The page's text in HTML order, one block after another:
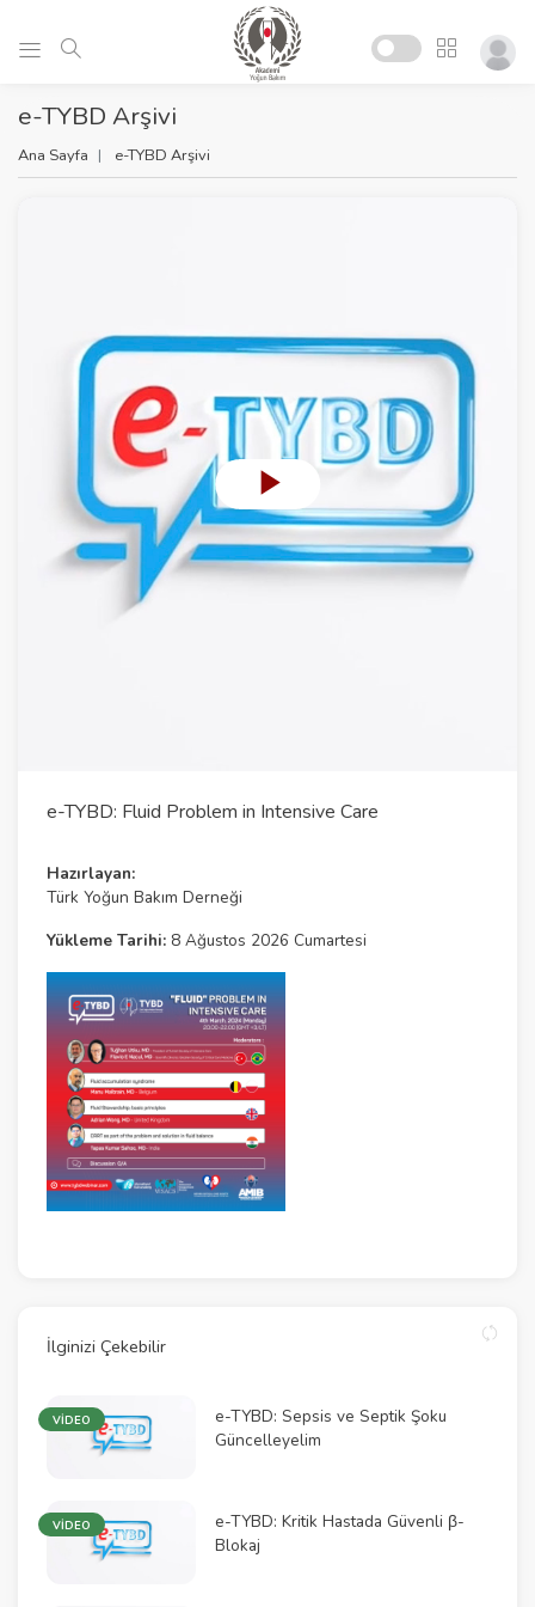
e-TYBD Arşivi
Ana Sayfa e-TYBD Arşivi
P
l
a
e
e-TYBD: Fluid Problem in Intensive Care
Hazırlayan:
Türk Yoğun Bakım Derneği
Yükleme Tarihi: 8 Ağustos 2026 Cumartesi
İlginizi Çekebilir
VİDEO
e-TYBD: Sepsis ve Septik Şoku
Güncelleyelim
VİDEO
e-TYBD: Kritik Hastada Güvenli β-
Blokaj